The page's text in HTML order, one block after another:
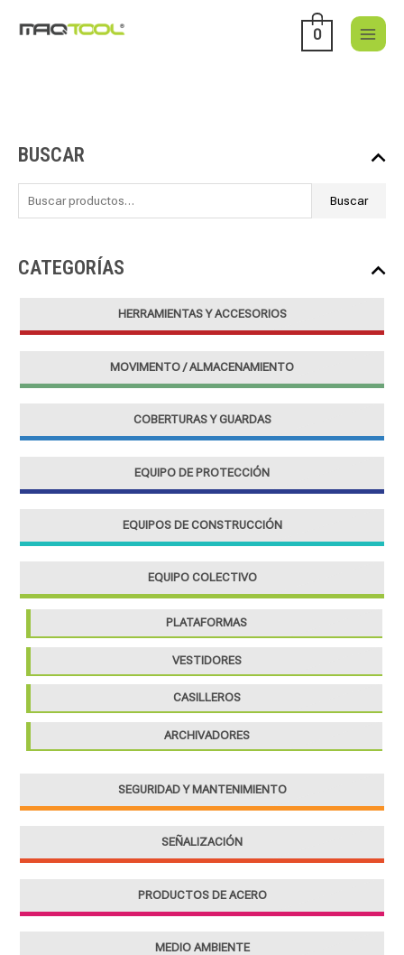
0
BUSCAR
u
p
Buscar
CATEGORÍAS
HERRAMIENTAS Y ACCESORIOS
MOVIMENTO / ALMACENAMIENTO
COBERTURAS Y GUARDAS
EQUIPO DE PROTECCIÓN
EQUIPOS DE CONSTRUCCIÓN
EQUIPO COLECTIVO
PLATAFORMAS
VESTIDORES
CASILLEROS
ARCHIVADORES
SEGURIDAD Y MANTENIMIENTO
SEÑALIZACIÓN
PRODUCTOS DE ACERO
MEDIO AMBIENTE